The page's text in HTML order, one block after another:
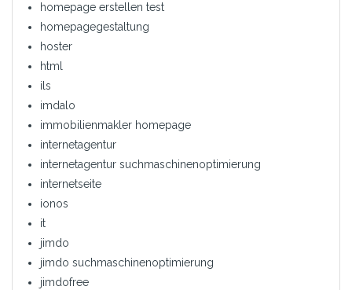
homepage erstellen test
homepagegestaltung
hoster
html
ils
imdalo
immobilienmakler homepage
internetagentur
internetagentur suchmaschinenoptimierung
internetseite
ionos
it
jimdo
jimdo suchmaschinenoptimierung
jimdofree